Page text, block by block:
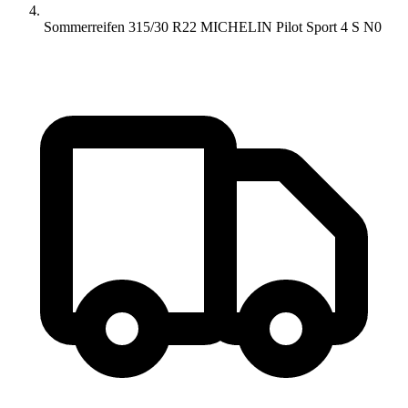
Sommerreifen 315/30 R22 MICHELIN Pilot Sport 4 S N0